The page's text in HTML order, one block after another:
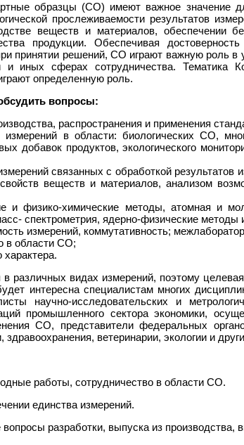
образцы (СО) имеют важное значение
прослеживаемости результатов
веществ и материалов, обеспечении
продукции. Обеспечивая
принятии решений, СО играют важную роль в
и иных сферах сотрудничества. Тематика
определенную роль.
вопросы:
распространения и применения
измерений в области: биологических СО,
добавок продуктов, экологического
связанных с обработкой результатов
веществ и материалов, анализом
и физико-химические методы, атомная и
спектрометрия, ядерно-физические методы
измерений, коммутативность;
в области СО;
различных видах измерений, поэтому
интересна специалистам многих
научно-исследовательских и
промышленного сектора экономики,
СО, представители федеральных
здравоохранения, ветеринарии, экологии и
работы, сотрудничество в области СО.
единства измерений.
разработки, выпуска из